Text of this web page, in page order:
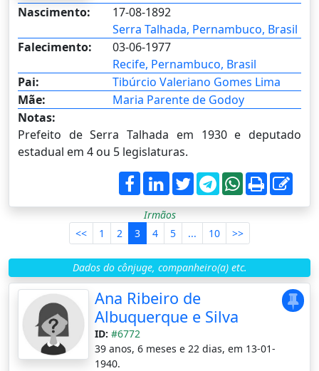
Nascimento:
17-08-1892
Serra Talhada, Pernambuco, Brasil
Falecimento:
03-06-1977
Recife, Pernambuco, Brasil
Pai:
Tibúrcio Valeriano Gomes Lima
Mãe:
Maria Parente de Godoy
Notas:
Prefeito de Serra Talhada em 1930 e deputado
estadual em 4 ou 5 legislaturas.
Irmãos
<<
1 2 3 4 5 ... 10 >>
Dados do cônjuge, companheiro(a) etc.
Ana Ribeiro de
Albuquerque e Silva
ID: #6772
39 anos, 6 meses e 22 dias, em 13-01-
1940.